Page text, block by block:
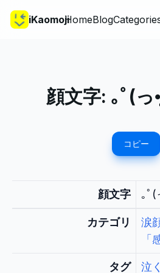
iKaomojiHomeBlog
顔文字: ｡ﾟ(っ
コピー
顔文字 ｡ﾟ(
カテゴリ
涙
「
タグ 泣く